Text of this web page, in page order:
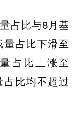
占比与8月基
量占比下滑至
占比上涨至
占比均不超过